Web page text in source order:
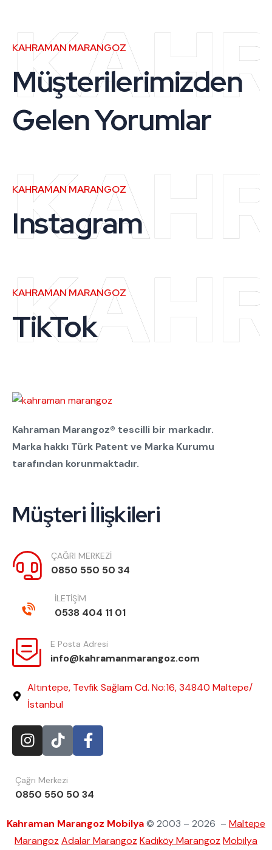
KAHRAMAN MARANGOZ
Müşterilerimizden
Gelen Yorumlar
KAHRAMAN MARANGOZ
Instagram
KAHRAMAN MARANGOZ
TikTok
Kahraman Marangoz® tescilli bir markadır.
Marka hakkı Türk Patent ve Marka Kurumu
tarafından korunmaktadır.
Müşteri İlişkileri
ÇAĞRI MERKEZİ
0850 550 50 34
İLETİŞİM
0538 404 11 01
E Posta Adresi
info@kahramanmarangoz.com
Altıntepe, Tevfik Sağlam Cd. No:16, 34840 Maltepe/
İstanbul
Çağrı Merkezi
0850 550 50 34
Kahraman Marangoz Mobilya© 2003 – 2026 – Maltepe
Marangoz Adalar Marangoz Kadıköy Marangoz Mobilya